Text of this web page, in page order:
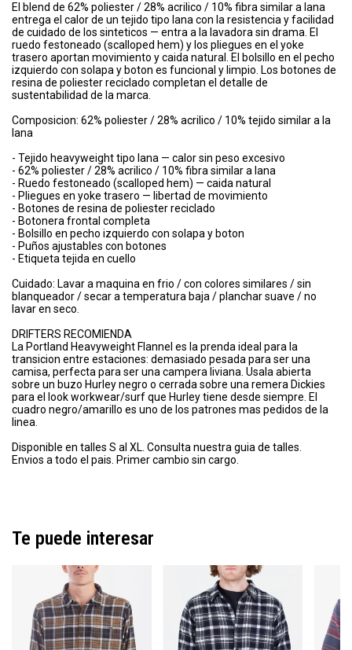
El blend de 62% poliester / 28% acrilico / 10% fibra similar a lana
entrega el calor de un tejido tipo lana con la resistencia y facilidad
de cuidado de los sinteticos — entra a la lavadora sin drama. El
ruedo festoneado (scalloped hem) y los pliegues en el yoke
trasero aportan movimiento y caida natural. El bolsillo en el pecho
izquierdo con solapa y boton es funcional y limpio. Los botones de
resina de poliester reciclado completan el detalle de
sustentabilidad de la marca.
Composicion: 62% poliester / 28% acrilico / 10% tejido similar a la
lana
- Tejido heavyweight tipo lana — calor sin peso excesivo
- 62% poliester / 28% acrilico / 10% fibra similar a lana
- Ruedo festoneado (scalloped hem) — caida natural
- Pliegues en yoke trasero — libertad de movimiento
- Botones de resina de poliester reciclado
- Botonera frontal completa
- Bolsillo en pecho izquierdo con solapa y boton
- Puños ajustables con botones
- Etiqueta tejida en cuello
Cuidado: Lavar a maquina en frio / con colores similares / sin
blanqueador / secar a temperatura baja / planchar suave / no
lavar en seco.
DRIFTERS RECOMIENDA
La Portland Heavyweight Flannel es la prenda ideal para la
transicion entre estaciones: demasiado pesada para ser una
camisa, perfecta para ser una campera liviana. Usala abierta
sobre un buzo Hurley negro o cerrada sobre una remera Dickies
para el look workwear/surf que Hurley tiene desde siempre. El
cuadro negro/amarillo es uno de los patrones mas pedidos de la
linea.
Disponible en talles S al XL. Consulta nuestra guia de talles.
Envios a todo el pais. Primer cambio sin cargo.
Te puede interesar